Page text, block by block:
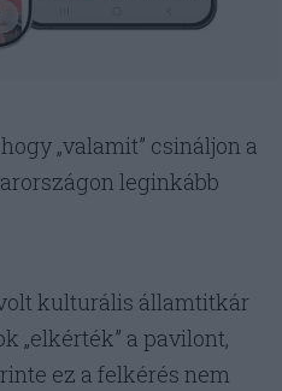
„valamit” csináljon a
leginkább
kulturális államtitkár
„elkérték” a pavilont,
ez a felkérés nem